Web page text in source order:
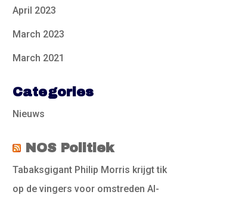
April 2023
March 2023
March 2021
Categories
Nieuws
NOS Politiek
Tabaksgigant Philip Morris krijgt tik
op de vingers voor omstreden AI-